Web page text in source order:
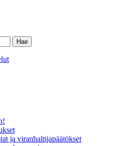
ja viranhaltijapäätökset